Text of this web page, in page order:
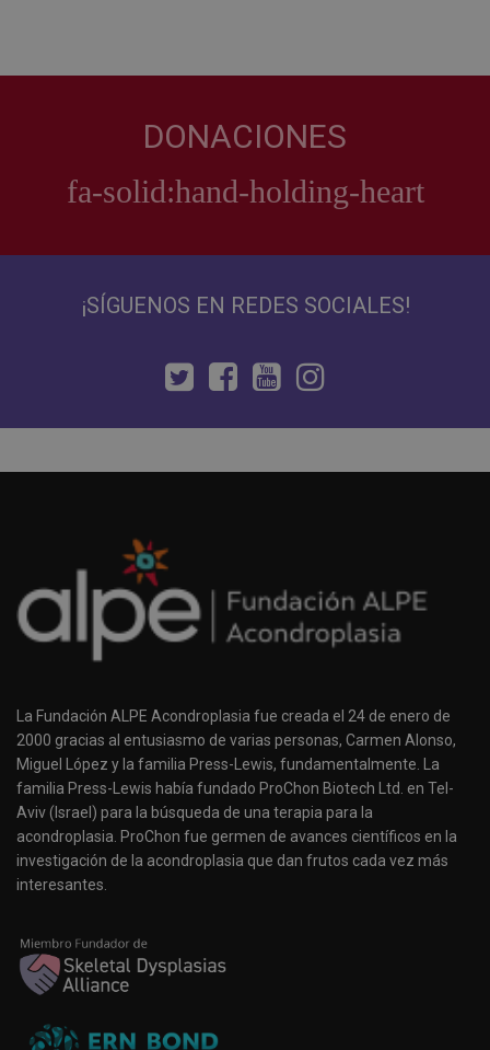
DONACIONES
¡SÍGUENOS EN REDES SOCIALES!
La Fundación ALPE Acondroplasia fue creada el 24 de enero de
2000 gracias al entusiasmo de varias personas, Carmen Alonso,
Miguel López y la familia Press-Lewis, fundamentalmente. La
familia Press-Lewis había fundado ProChon Biotech Ltd. en Tel-
Aviv (Israel) para la búsqueda de una terapia para la
acondroplasia. ProChon fue germen de avances científicos en la
investigación de la acondroplasia que dan frutos cada vez más
interesantes.